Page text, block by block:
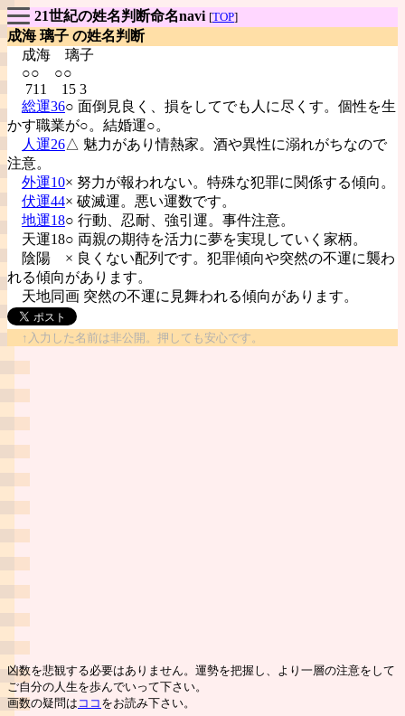
21世紀の姓名判断命名navi [TOP]
成海 璃子 の姓名判断
成海 璃子
○○ ○○
711 15 3
総運36○ 面倒見良く、損をしてでも人に尽くす。個性を生
かす職業が○。結婚運○。
人運26△ 魅力があり情熱家。酒や異性に溺れがちなので
注意。
外運10× 努力が報われない。特殊な犯罪に関係する傾向。
伏運44× 破滅運。悪い運数です。
地運18○ 行動、忍耐、強引運。事件注意。
天運18○ 両親の期待を活力に夢を実現していく家柄。
陰陽 × 良くない配列です。犯罪傾向や突然の不運に襲わ
れる傾向があります。
天地同画 突然の不運に見舞われる傾向があります。
↑入力した名前は非公開。押しても安心です。
凶数を悲観する必要はありません。運勢を把握し、より一層の注意をして
ご自分の人生を歩んでいって下さい。
画数の疑問は ココ をお読み下さい。